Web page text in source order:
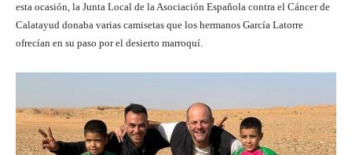
esta ocasión, la Junta Local de la Asociación Española contra el Cáncer de
Calatayud donaba varias camisetas que los hermanos García Latorre
ofrecían en su paso por el desierto marroquí.